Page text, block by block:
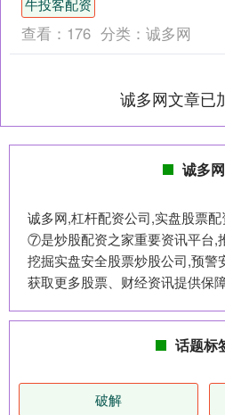
事会全体成....
牛投客配资
查看： 176 分类： 诚多网
诚多网文章已
诚多网
诚多网,杠杆配资公司,实盘股票
⑦是炒股配资之家重要资讯平台,
挖掘实盘安全股票炒股公司,预警
获取更多股票、财经资讯提供保
话题标
破解